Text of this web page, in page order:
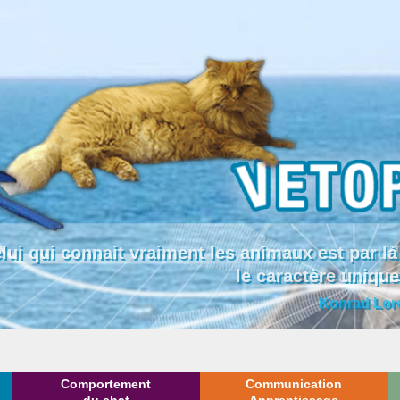
qui connait vraiment les animaux est par
le caractère
Konrad
Comportement
Communication